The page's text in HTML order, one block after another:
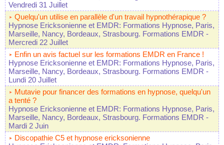
Vendredi 31 Juillet
Quelqu'un utilise en parallèle d'un travail hypnothérapique ?
Hypnose Ericksonienne et EMDR: Formations Hypnose, Paris,
Marseille, Nancy, Bordeaux, Strasbourg. Formations EMDR -
Mercredi 22 Juillet
Enfin un avis factuel sur les formations EMDR en France !
Hypnose Ericksonienne et EMDR: Formations Hypnose, Paris,
Marseille, Nancy, Bordeaux, Strasbourg. Formations EMDR -
Lundi 20 Juillet
Mutavie pour financer des formations en hypnose, quelqu'un
a tenté ?
Hypnose Ericksonienne et EMDR: Formations Hypnose, Paris,
Marseille, Nancy, Bordeaux, Strasbourg. Formations EMDR -
Mardi 2 Juin
Discopathie C5 et hypnose ericksonienne